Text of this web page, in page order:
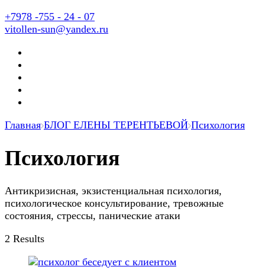
+7978 -755 - 24 - 07
vitollen-sun@yandex.ru
Главная БЛОГ ЕЛЕНЫ ТЕРЕНТЬЕВОЙ Психология
Психология
Антикризисная, экзистенциальная психология,
психологическое консультирование, тревожные
состояния, стрессы, панические атаки
2 Results